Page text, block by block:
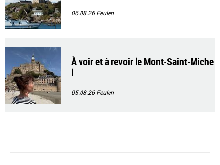
06.08.26Feulen
À voir et à revoir le Mont-Saint-Miche
l
05.08.26Feulen